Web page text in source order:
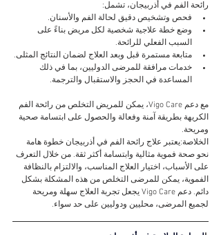
رائحة الفم في أذربيجان، تشمل:
فحص وتشخيص دقيق لحالة الفم والأسنان.
وضع خطة علاجية شخصية لكل مريض بناءً على
السبب الفعلي للرائحة.
متابعة مستمرة قبل وبعد العلاج لضمان النتائج المثلى.
خدمات مرافقة للمرضى الدوليين، بما في ذلك
المساعدة في الحجز والاستقبال والترجمة.
مع دعم Vigo Care، يمكن للمريض التخلص من رائحة الفم
الكريهة بطريقة آمنة وفعالة والحصول على ابتسامة صحية
ومريحة.
الخلاصة:يعتبر علاج رائحة الفم في أذربيجان خطوة هامة
نحو صحة فموية مثالية وابتسامة أكثر ثقة. من خلال التعرف
على الأسباب، اختيار العلاج المناسب، والالتزام بالنظافة
الفموية، يمكن للمرضى التخلص من هذه المشكلة بشكل
دائم. دعم Vigo Care يجعل تجربة العلاج سهلة ومريحة
لجميع المرضى، محليين ودوليين على حد سواء.